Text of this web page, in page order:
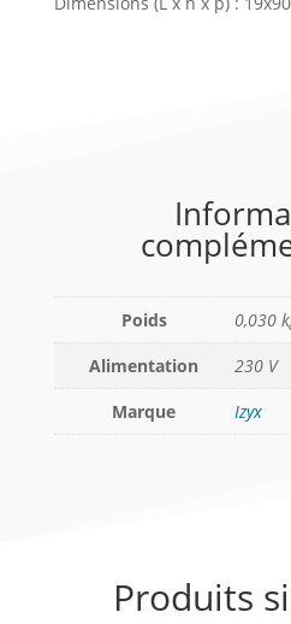
Poids
0,030
Alimentation
230 V
Marque
Izyx
Produits